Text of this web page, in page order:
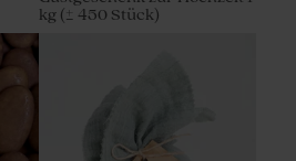
kg (± 450 Stück)